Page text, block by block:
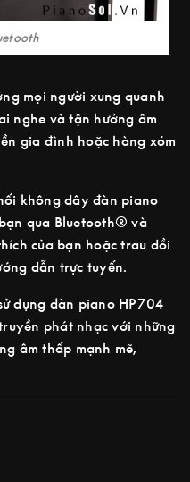
mọi người xung quanh
nghe và tận hưởng âm
gia đình hoặc hàng xóm
không dây đàn piano
qua Bluetooth® và
của bạn hoặc trau dồi
dẫn trực tuyến.
dụng đàn piano HP704
phát nhạc với những
âm thấp mạnh mẽ,